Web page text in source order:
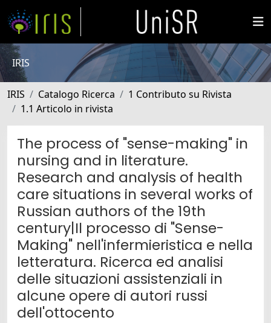
IRIS
IRIS Catalogo Ricerca
1 Contributo su Rivista
1.1 Articolo in rivista
The process of "sense-making" in
nursing and in literature.
Research and analysis of health
care situations in several works of
Russian authors of the 19th
century|Il processo di "Sense-
Making" nell'infermieristica e nella
letteratura. Ricerca ed analisi
delle situazioni assistenziali in
alcune opere di autori russi
dell'ottocento